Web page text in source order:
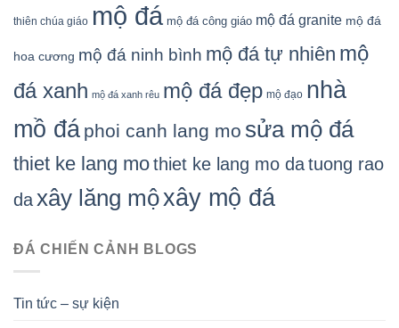
thiên chúa giáo mộ đá mộ đá công giáo mộ đá granite mộ đá
hoa cương mộ đá ninh bình mộ đá tự nhiên mộ
đá xanh mộ đá xanh rêu mộ đá đẹp mộ đạo nhà
mồ đá phoi canh lang mo sửa mộ đá
thiet ke lang mothiet ke lang mo datuong rao
daxây lăng mộxây mộ đá
ĐÁ CHIẾN CẢNH BLOGS
Tin tức – sự kiện